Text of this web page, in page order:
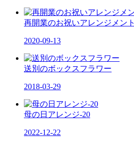
再開業のお祝いアレンジメント
2020-09-13
送別のボックスフラワー
2018-03-29
母の日アレンジ-20
2022-12-22